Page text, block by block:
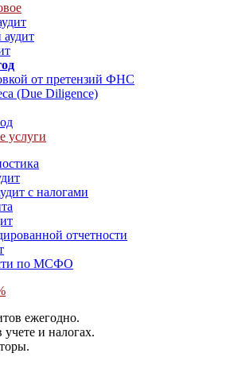
от претензий ФНС
(Due Diligence)
услуги
с налогами
отчетности
по МСФО
ежегодно.
и налогах.